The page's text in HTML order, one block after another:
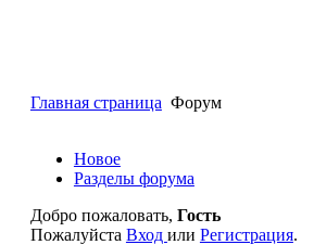
Главная страница Форум
Новое
Разделы форума
Добро пожаловать, Гость
Пожалуйста Вход или Регистрация.